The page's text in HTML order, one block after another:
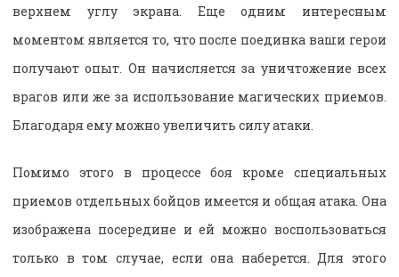
верхнем углу экрана. Еще одним интересным
моментом является то, что после поединка ваши герои
получают опыт. Он начисляется за уничтожение всех
врагов или же за использование магических приемов.
Благодаря ему можно увеличить силу атаки.
Помимо этого в процессе боя кроме специальных
приемов отдельных бойцов имеется и общая атака. Она
изображена посередине и ей можно воспользоваться
только в том случае, если она наберется. Для этого